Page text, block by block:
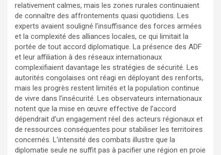
relativement calmes, mais les zones rurales continuaient
de connaître des affrontements quasi quotidiens. Les
experts avaient souligné l’insuffisance des forces armées
et la complexité des alliances locales, ce qui limitait la
portée de tout accord diplomatique. La présence des ADF
et leur affiliation à des réseaux internationaux
complexifiaient davantage les stratégies de sécurité. Les
autorités congolaises ont réagi en déployant des renforts,
mais les progrès restent limités et la population continue
de vivre dans l’insécurité. Les observateurs internationaux
notent que la mise en œuvre effective de l’accord
dépendrait d’un engagement réel des acteurs régionaux et
de ressources conséquentes pour stabiliser les territoires
concernés. L’intensité des combats illustre que la
diplomatie seule ne suffit pas à pacifier une région en proie